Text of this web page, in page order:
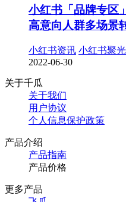
小红书「品牌专区
高意向人群多场景
小红书资讯 小红书聚
2022-06-30
关于千瓜
关于我们
用户协议
个人信息保护政策
产品介绍
产品指南
产品价格
更多产品